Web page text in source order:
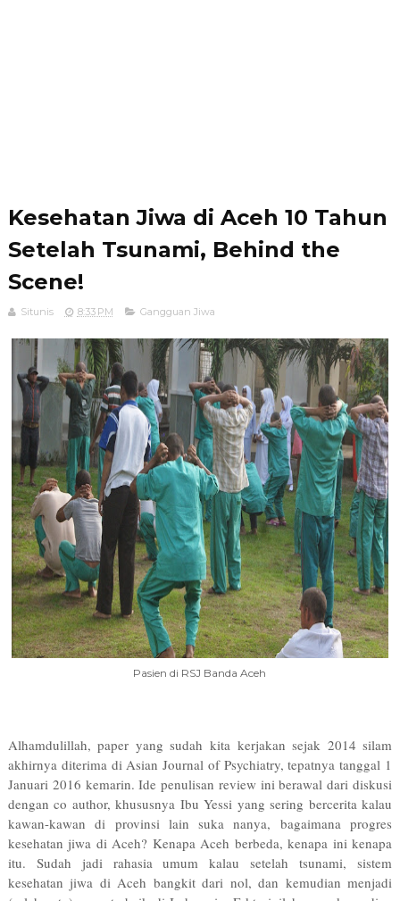
Kesehatan Jiwa di Aceh 10 Tahun
Setelah Tsunami, Behind the
Scene!
Situnis 8:33 PM Gangguan Jiwa
Pasien di RSJ Banda Aceh
Alhamdulillah, paper yang sudah kita kerjakan sejak 2014 silam
akhirnya diterima di Asian Journal of Psychiatry, tepatnya tanggal 1
Januari 2016 kemarin. Ide penulisan review ini berawal dari diskusi
dengan co author, khususnya Ibu Yessi yang sering bercerita kalau
kawan-kawan di provinsi lain suka nanya, bagaimana progres
kesehatan jiwa di Aceh? Kenapa Aceh berbeda, kenapa ini kenapa
itu. Sudah jadi rahasia umum kalau setelah tsunami, sistem
kesehatan jiwa di Aceh bangkit dari nol, dan kemudian menjadi